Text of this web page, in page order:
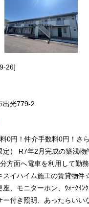
26
出光779-2
0円！仲介手数料0円！さ
定） R7年2月完成の築浅物
方面へ電車を利用して勤
スイハイム施工の賃貸物
座、モニターホン、ｳｫｰｸｲ
付き照明、あったらいい